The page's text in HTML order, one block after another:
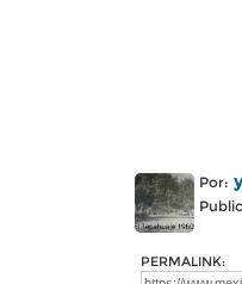
Por:
PERMALINK: